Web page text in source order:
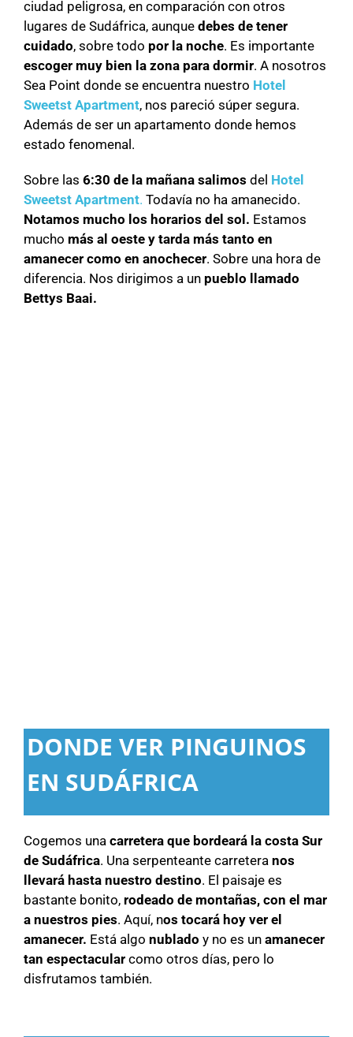
ciudad peligrosa, en comparación con otros
lugares de Sudáfrica, aunque debes de tener
cuidado, sobre todo por la noche. Es importante
escoger muy bien la zona para dormir. A nosotros
Sea Point donde se encuentra nuestro Hotel
Sweetst Apartment, nos pareció súper segura.
Además de ser un apartamento donde hemos
estado fenomenal.
Sobre las 6:30 de la mañana salimos del Hotel
Sweetst Apartment. Todavía no ha amanecido.
Notamos mucho los horarios del sol. Estamos
mucho más al oeste y tarda más tanto en
amanecer como en anochecer. Sobre una hora de
diferencia. Nos dirigimos a un pueblo llamado
Bettys Baai.
DONDE VER PINGUINOS
EN SUDÁFRICA
Cogemos una carretera que bordeará la costa Sur
de Sudáfrica. Una serpenteante carretera nos
llevará hasta nuestro destino. El paisaje es
bastante bonito, rodeado de montañas, con el mar
a nuestros pies. Aquí, nos tocará hoy ver el
amanecer. Está algo nublado y no es un amanecer
tan espectacular como otros días, pero lo
disfrutamos también.